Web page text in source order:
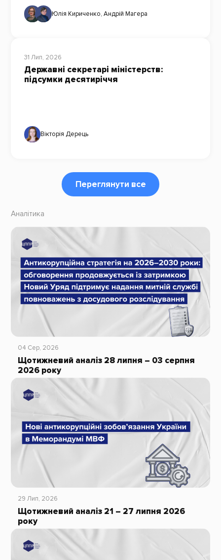
Юлія Кириченко, Андрій Магера
31 Лип, 2026
Державні секретарі міністерств:
підсумки десятиріччя
Вікторія Дерець
Переглянути все
Аналітика
04 Сер, 2026
Щотижневий аналіз 28 липня – 03 серпня
2026 року
29 Лип, 2026
Щотижневий аналіз 21 – 27 липня 2026
року